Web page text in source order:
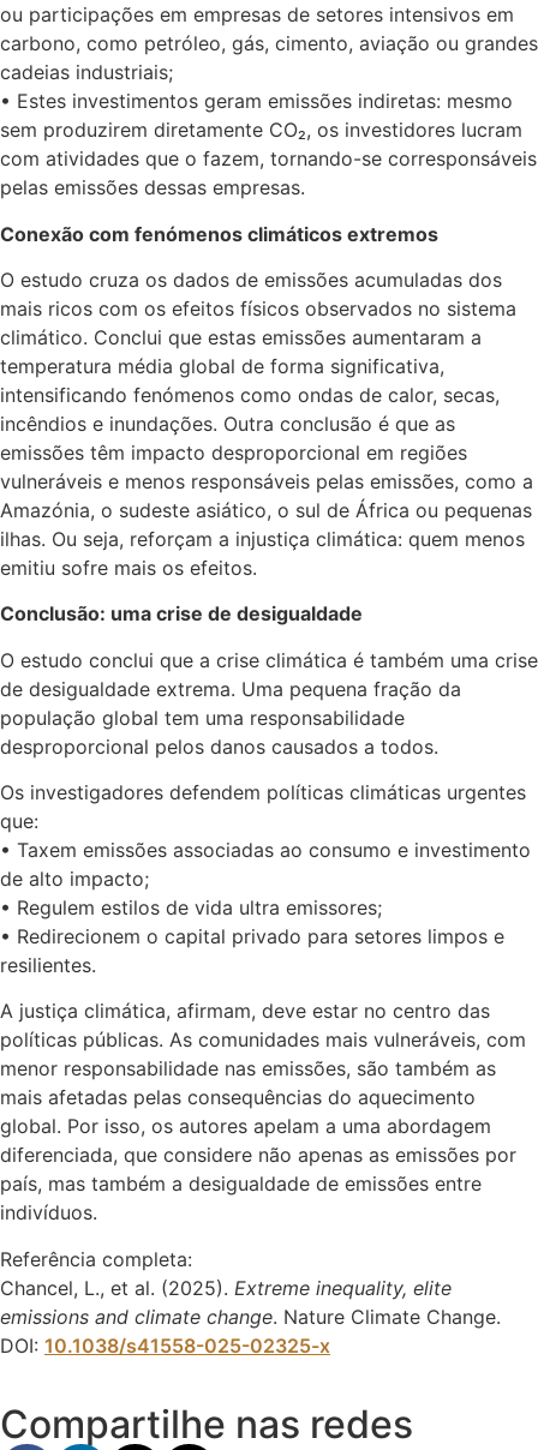
ou participações em empresas de setores intensivos em
carbono, como petróleo, gás, cimento, aviação ou grandes
cadeias industriais;
• Estes investimentos geram emissões indiretas: mesmo
sem produzirem diretamente CO₂, os investidores lucram
com atividades que o fazem, tornando-se corresponsáveis
pelas emissões dessas empresas.
Conexão com fenómenos climáticos extremos
O estudo cruza os dados de emissões acumuladas dos
mais ricos com os efeitos físicos observados no sistema
climático. Conclui que estas emissões aumentaram a
temperatura média global de forma significativa,
intensificando fenómenos como ondas de calor, secas,
incêndios e inundações. Outra conclusão é que as
emissões têm impacto desproporcional em regiões
vulneráveis e menos responsáveis pelas emissões, como a
Amazónia, o sudeste asiático, o sul de África ou pequenas
ilhas. Ou seja, reforçam a injustiça climática: quem menos
emitiu sofre mais os efeitos.
Conclusão: uma crise de desigualdade
O estudo conclui que a crise climática é também uma crise
de desigualdade extrema. Uma pequena fração da
população global tem uma responsabilidade
desproporcional pelos danos causados a todos.
Os investigadores defendem políticas climáticas urgentes
que:
• Taxem emissões associadas ao consumo e investimento
de alto impacto;
• Regulem estilos de vida ultra emissores;
• Redirecionem o capital privado para setores limpos e
resilientes.
A justiça climática, afirmam, deve estar no centro das
políticas públicas. As comunidades mais vulneráveis, com
menor responsabilidade nas emissões, são também as
mais afetadas pelas consequências do aquecimento
global. Por isso, os autores apelam a uma abordagem
diferenciada, que considere não apenas as emissões por
país, mas também a desigualdade de emissões entre
indivíduos.
Referência completa:
Chancel, L., et al. (2025). Extreme inequality, elite
emissions and climate change. Nature Climate Change.
DOI: 10.1038/s41558-025-02325-x
Compartilhe nas redes